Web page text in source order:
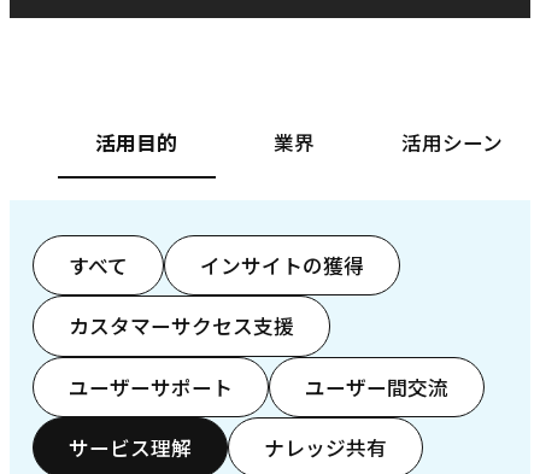
活用目的 業界 活用シーン
すべて インサイトの獲得
カスタマーサクセス支援
ユーザーサポート ユーザー間交流
サービス理解 ナレッジ共有